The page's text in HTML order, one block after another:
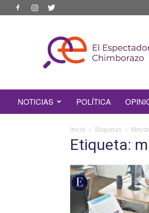
ESPECTADOR
CHIMBORAZO
NOTICIAS POLÍTICA
Inicio Etiquetas
Etiqueta: